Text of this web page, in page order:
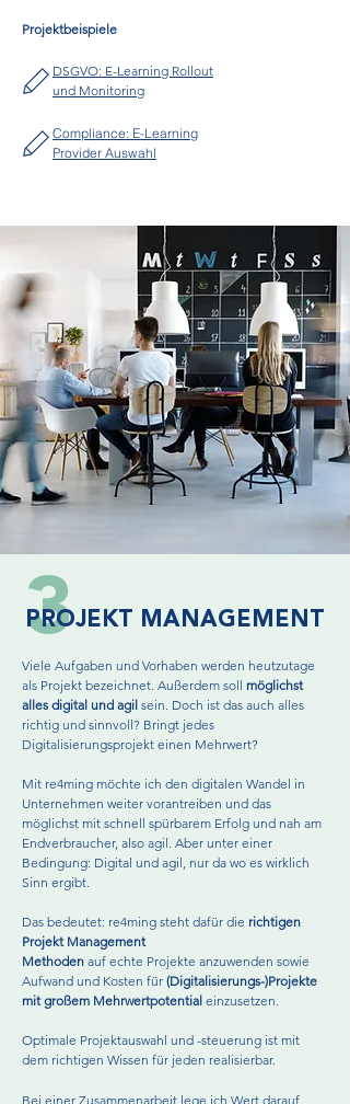
Projektbeispiele
DSGVO: E-Learning Rollout
und Monitoring
Compliance: E-Learning
Provider Auswahl
3
PROJEKT MANAGEMENT
Viele Aufgaben und Vorhaben werden heutzutage
als Projekt bezeichnet. Außerdem soll möglichst
alles digital und agil sein. Doch ist das auch alles
richtig und sinnvoll? Bringt jedes
Digitalisierungsprojekt einen Mehrwert? ​
Mit re4ming möchte ich den digitalen Wandel in
Unternehmen weiter vorantreiben und das
möglichst mit schnell spürbarem Erfolg und nah am
Endverbraucher, also agil. Aber unter einer
Bedingung: Digital und agil, nur da wo es wirklich
Sinn ergibt.
Das bedeutet: re4ming steht dafür die richtigen
Projekt Management
Methoden auf echte Projekte anzuwenden sowie
Aufwand und Kosten für (Digitalisierungs-)Projekte
mit großem Mehrwertpotential einzusetzen.
Optimale Projektauswahl und -steuerung ist mit
dem richtigen Wissen für jeden realisierbar.
Bei einer Zusammenarbeit lege ich Wert darauf